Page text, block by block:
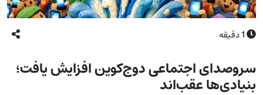
1دقیقه
سروصدای اجتماعی دوج‌کوین افزایش یافت؛
بنیادی‌ها عقب‌اند